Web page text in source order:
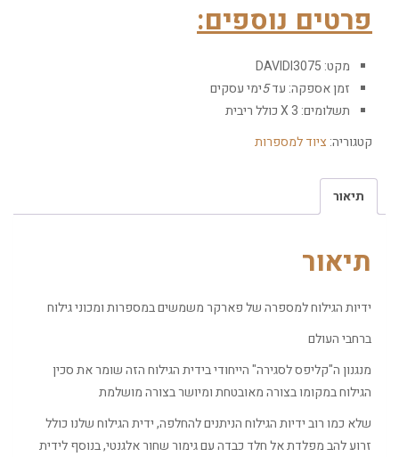
פרטים נוספים:
מקט: DAVIDI3075
זמן אספקה: עד5ימי עסקים
תשלומים: 3
Xכולל ריבית
קטגוריה: ציוד למספרות
תיאור
תיאור
ידיות הגילוח למספרה של פארקר משמשים במספרות ומכוני גילוח
ברחבי העולם
מנגנון ה"קליפס לסגירה" הייחודי בידית הגילוח הזה שומר את סכין
הגילוח במקומו בצורה מאובטחת ומיושר בצורה מושלמת
שלא כמו רוב ידיות הגילוח הניתנים להחלפה, ידית הגילוח שלנו כולל
זרוע להב מפלדת אל חלד כבדה עם גימור שחור אלגנטי, בנוסף לידית